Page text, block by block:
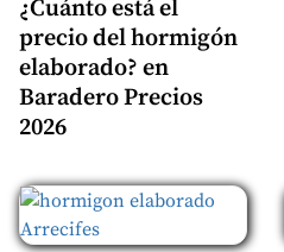
¿Cuánto está el
precio del hormigón
elaborado? en
Baradero Precios
2026